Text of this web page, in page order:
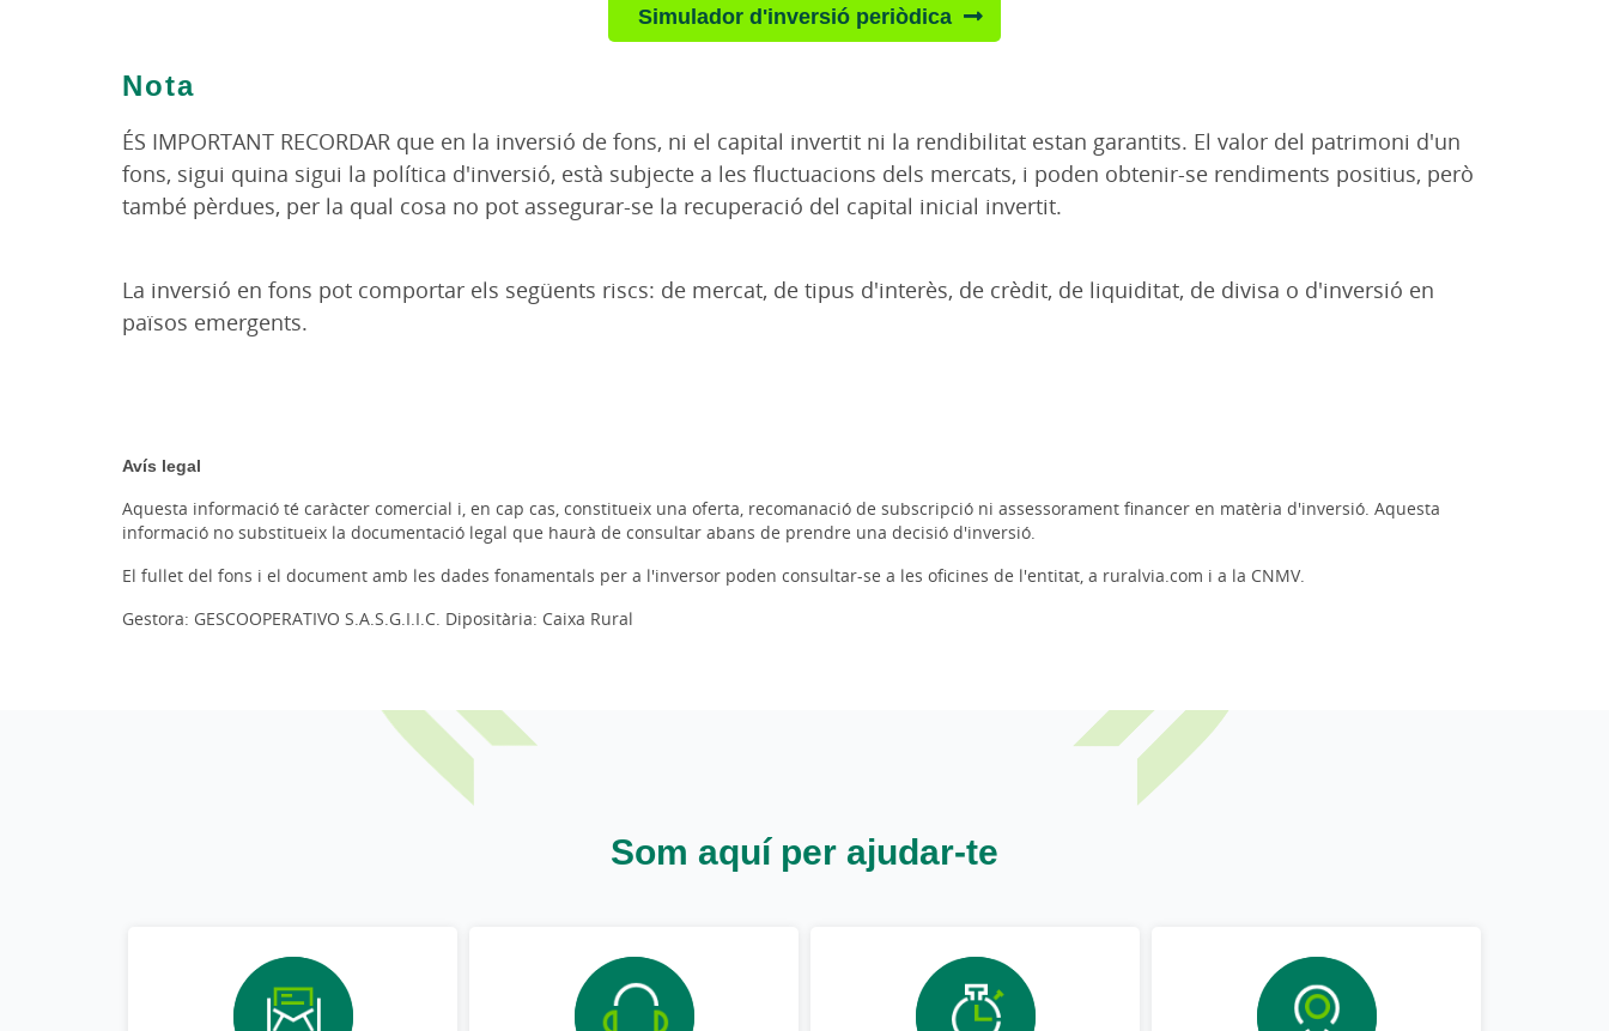
Simulador d'inversió periòdica
Nota
ÉS IMPORTANT RECORDAR que en la inversió de fons, ni el capital invertit ni la rendibilitat estan garantits. El valor del patrimoni d'un
fons, sigui quina sigui la política d'inversió, està subjecte a les fluctuacions dels mercats, i poden obtenir-se rendiments positius, però
també pèrdues, per la qual cosa no pot assegurar-se la recuperació del capital inicial invertit.
La inversió en fons pot comportar els següents riscs: de mercat, de tipus d'interès, de crèdit, de liquiditat, de divisa o d'inversió en
països emergents.
Avís legal
Aquesta informació té caràcter comercial i, en cap cas, constitueix una oferta, recomanació de subscripció ni assessorament financer en matèria d'inversió. Aquesta
informació no substitueix la documentació legal que haurà de consultar abans de prendre una decisió d'inversió.
El fullet del fons i el document amb les dades fonamentals per a l'inversor poden consultar-se a les oficines de l'entitat, a ruralvia.com i a la CNMV.
Gestora: GESCOOPERATIVO S.A.S.G.I.I.C. Dipositària: Caixa Rural
Som aquí per ajudar-te